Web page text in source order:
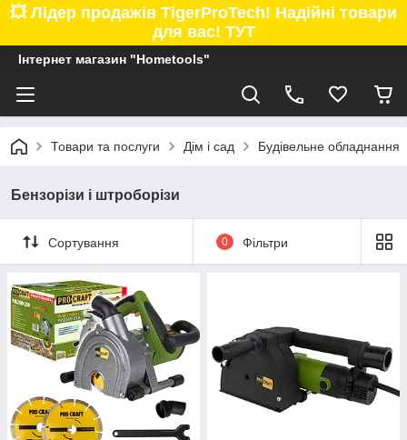
💥 Лідер продажів TigerProTech! Надійні товари
для вас! ТУТ
Інтернет магазин "Hometools"
Товари та послуги Дім і сад Будівельне обладнання
Бензорізи і штроборізи
Сортування 0 Фільтри